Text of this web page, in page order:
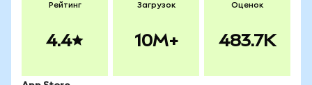
Рейтинг
4.4
Загрузок
10M+
Оценок
483.7K